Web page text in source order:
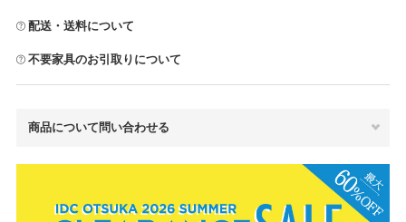
配送・送料について
不要家具のお引取りについて
商品について問い合わせる